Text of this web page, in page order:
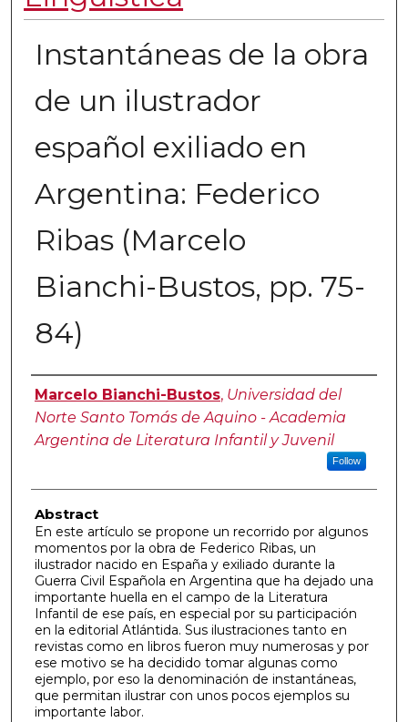
Instantáneas de la obra
de un ilustrador
español exiliado en
Argentina: Federico
Ribas (Marcelo
Bianchi-Bustos, pp. 75-
84)
Authors
Marcelo Bianchi-Bustos, Universidad del
Norte Santo Tomás de Aquino - Academia
Argentina de Literatura Infantil y Juvenil
Follow
Abstract
En este artículo se propone un recorrido por algunos
momentos por la obra de Federico Ribas, un
ilustrador nacido en España y exiliado durante la
Guerra Civil Española en Argentina que ha dejado una
importante huella en el campo de la Literatura
Infantil de ese país, en especial por su participación
en la editorial Atlántida. Sus ilustraciones tanto en
revistas como en libros fueron muy numerosas y por
ese motivo se ha decidido tomar algunas como
ejemplo, por eso la denominación de instantáneas,
que permitan ilustrar con unos pocos ejemplos su
importante labor.